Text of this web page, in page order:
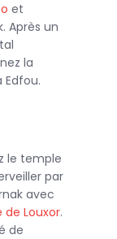
Royal
luxe et
et
Nil !
et
Après un
la
le temple
par
avec
de Louxor.
de